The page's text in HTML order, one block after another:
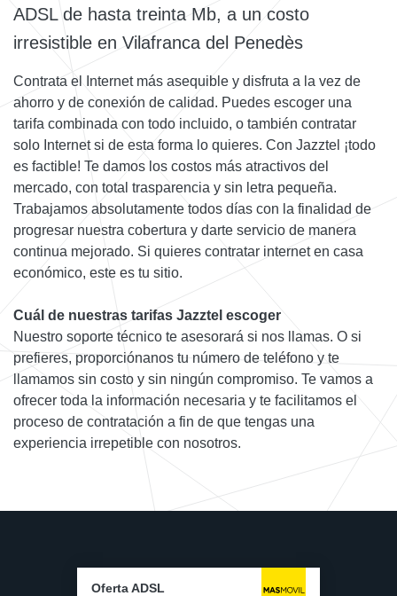
ADSL de hasta treinta Mb, a un costo
irresistible en Vilafranca del Penedès
Contrata el Internet más asequible y disfruta a la vez de
ahorro y de conexión de calidad. Puedes escoger una
tarifa combinada con todo incluido, o también contratar
solo Internet si de esta forma lo quieres. Con Jazztel ¡todo
es factible! Te damos los costos más atractivos del
mercado, con total trasparencia y sin letra pequeña.
Trabajamos absolutamente todos días con la finalidad de
progresar nuestra cobertura y darte servicio de manera
continua mejorado. Si quieres contratar internet en casa
económico, este es tu sitio.
Cuál de nuestras tarifas Jazztel escoger
Nuestro soporte técnico te asesorará si nos llamas. O si
prefieres, proporciónanos tu número de teléfono y te
llamamos sin costo y sin ningún compromiso. Te vamos a
ofrecer toda la información necesaria y te facilitamos el
proceso de contratación a fin de que tengas una
experiencia irrepetible con nosotros.
Oferta ADSL